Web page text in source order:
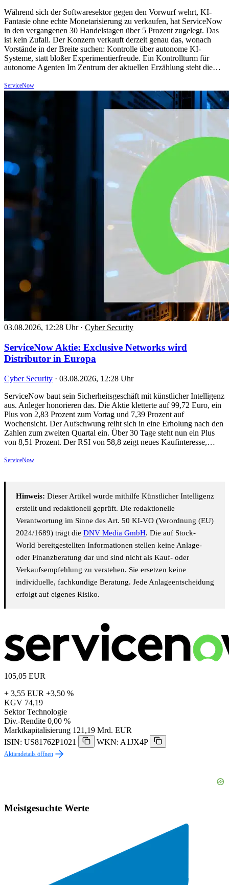
Während sich der Softwaresektor gegen den Vorwurf wehrt, KI-
Fantasie ohne echte Monetarisierung zu verkaufen, hat ServiceNow
in den vergangenen 30 Handelstagen über 5 Prozent zugelegt. Das
ist kein Zufall. Der Konzern verkauft derzeit genau das, wonach
Vorstände in der Breite suchen: Kontrolle über autonome KI-
Systeme, statt bloßer Experimentierfreude. Ein Kontrollturm für
autonome Agenten Im Zentrum der aktuellen Erzählung steht die…
ServiceNow
03.08.2026, 12:28 Uhr · Cyber Security
ServiceNow Aktie: Exclusive Networks wird
Distributor in Europa
Cyber Security · 03.08.2026, 12:28 Uhr
ServiceNow baut sein Sicherheitsgeschäft mit künstlicher Intelligenz
aus. Anleger honorieren das. Die Aktie kletterte auf 99,72 Euro, ein
Plus von 2,83 Prozent zum Vortag und 7,39 Prozent auf
Wochensicht. Der Aufschwung reiht sich in eine Erholung nach den
Zahlen zum zweiten Quartal ein. Über 30 Tage steht nun ein Plus
von 8,51 Prozent. Der RSI von 58,8 zeigt neues Kaufinteresse,…
ServiceNow
Hinweis: Dieser Artikel wurde mithilfe Künstlicher Intelligenz
erstellt und redaktionell geprüft. Die redaktionelle
Verantwortung im Sinne des Art. 50 KI-VO (Verordnung (EU)
2024/1689) trägt die DNV Media GmbH. Die auf Stock-
World bereitgestellten Informationen stellen keine Anlage-
oder Finanzberatung dar und sind nicht als Kauf- oder
Verkaufsempfehlung zu verstehen. Sie ersetzen keine
individuelle, fachkundige Beratung. Jede Anlageentscheidung
erfolgt auf eigenes Risiko.
105,05 EUR
+ 3,55 EUR +3,50 %
KGV 74,19
Sektor Technologie
Div.-Rendite 0,00 %
Marktkapitalisierung 121,19 Mrd. EUR
ISIN: US81762P1021
WKN: A1JX4P
Aktiendetails öffnen
Meistgesuchte Werte